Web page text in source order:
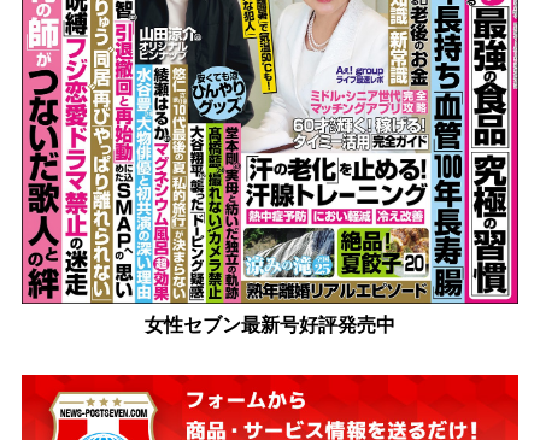
女性セブン最新号好評発売中